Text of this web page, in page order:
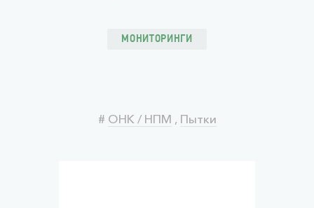
МОНИТОРИНГИ
# ОНК / НПМ , Пытки